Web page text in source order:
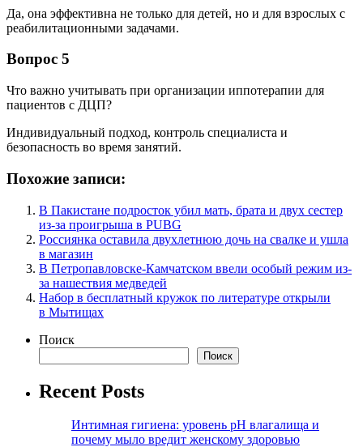
Да, она эффективна не только для детей, но и для взрослых с
реабилитационными задачами.
Вопрос 5
Что важно учитывать при организации иппотерапии для
пациентов с ДЦП?
Индивидуальный подход, контроль специалиста и
безопасность во время занятий.
Похожие записи:
В Пакистане подросток убил мать, брата и двух сестер
из-за проигрыша в PUBG
Россиянка оставила двухлетнюю дочь на свалке и ушла
в магазин
В Петропавловске-Камчатском ввели особый режим из-
за нашествия медведей
Набор в бесплатный кружок по литературе открыли
в Мытищах
Поиск
Поиск
Recent Posts
Интимная гигиена: уровень pH влагалища и
почему мыло вредит женскому здоровью